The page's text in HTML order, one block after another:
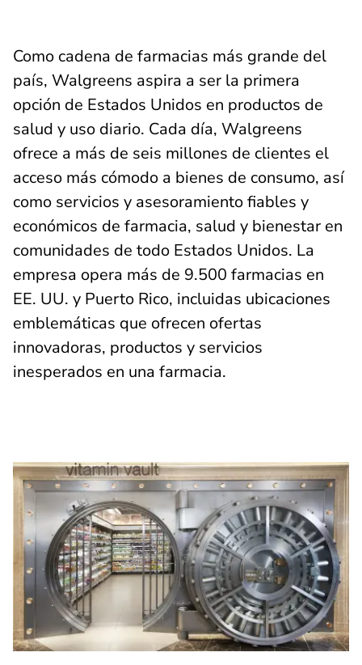
Como cadena de farmacias más grande del
país, Walgreens aspira a ser la primera
opción de Estados Unidos en productos de
salud y uso diario. Cada día, Walgreens
ofrece a más de seis millones de clientes el
acceso más cómodo a bienes de consumo, así
como servicios y asesoramiento fiables y
económicos de farmacia, salud y bienestar en
comunidades de todo Estados Unidos. La
empresa opera más de 9.500 farmacias en
EE. UU. y Puerto Rico, incluidas ubicaciones
emblemáticas que ofrecen ofertas
innovadoras, productos y servicios
inesperados en una farmacia.